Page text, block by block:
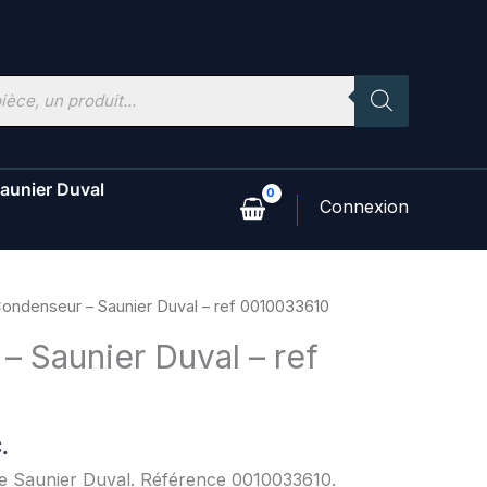
Duval
– Saunier Duval – ref 0010033610
Saunier Duval – ref
Saunier Duval. Référence 0010033610.